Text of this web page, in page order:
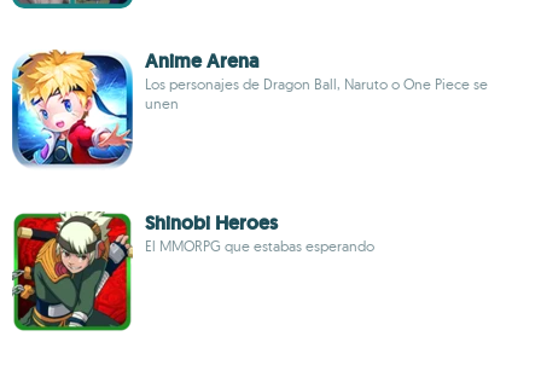
Anime Arena
Los personajes de Dragon Ball, Naruto o One Piece se
unen
Shinobi Heroes
El MMORPG que estabas esperando